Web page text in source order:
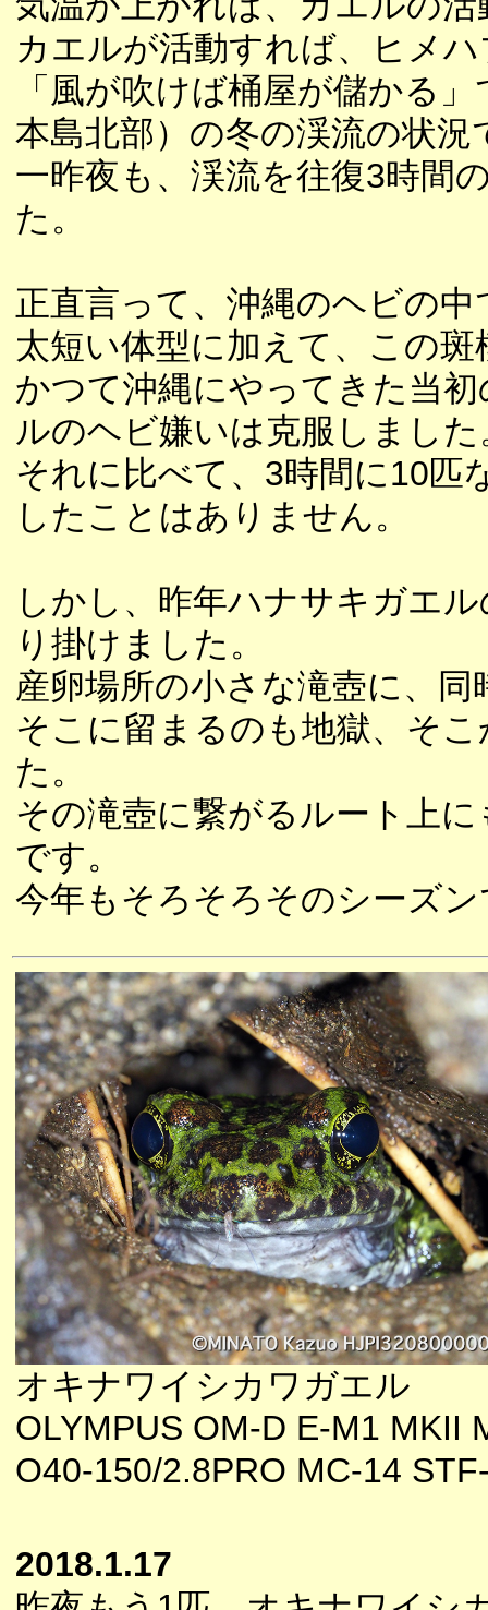
カエルが活動すれば、ヒメ
「風が吹けば桶屋が儲かる
本島北部）の冬の渓流の状況
一昨夜も、渓流を往復3時間
た。
正直言って、沖縄のヘビの
太短い体型に加えて、この斑
かつて沖縄にやってきた当
ルのヘビ嫌いは克服しました
それに比べて、3時間に10匹
したことはありません。
しかし、昨年ハナサキガエ
り掛けました。
産卵場所の小さな滝壺に、
そこに留まるのも地獄、そ
た。
その滝壺に繋がるルート上
です。
今年もそろそろそのシーズ
オキナワイシカワガエル
OLYMPUS OM-D E-M1 MKII
O40-150/2.8PRO MC-14
2018.1.17